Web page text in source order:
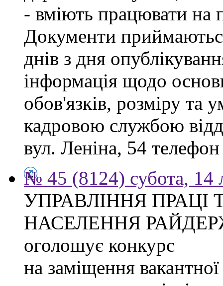
- вміють працювати на
Документи
днів з дня
інформація щодо
обов'язків, розміру та
кадровою службою
вул. Леніна, 54
№ 45 (8124) субота, 14
УПРАВЛІННЯ ПРАЦІ
НАСЕЛЕННЯ
оголошує конкурс
на заміщення